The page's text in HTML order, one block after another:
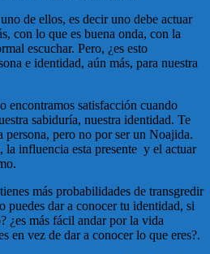
de ellos, es decir uno debe actuar
con lo que es buena onda, con la
escuchar. Pero, ¿es esto
e identidad, aún más, para nuestra
encontramos satisfacción cuando
sabiduría, nuestra identidad. Te
persona, pero no por ser un Noajida.
la influencia esta presente y el actuar
más probabilidades de transgredir
puedes dar a conocer tu identidad, si
¿es más fácil andar por la vida
en vez de dar a conocer lo que eres?.